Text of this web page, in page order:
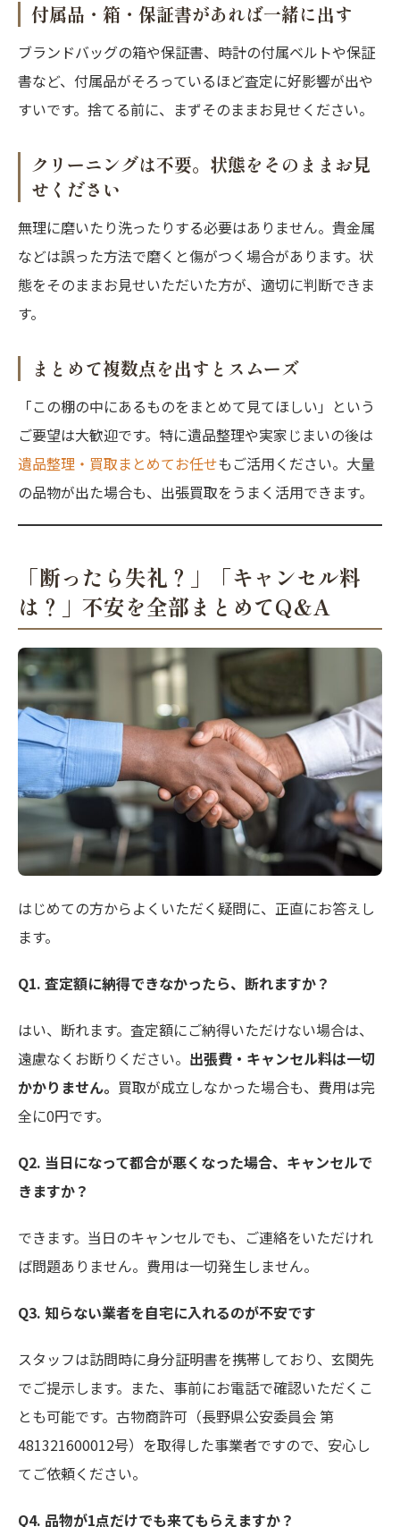
付属品・箱・保証書があれば一緒に出す
ブランドバッグの箱や保証書、時計の付属ベルトや保証
書など、付属品がそろっているほど査定に好影響が出や
すいです。捨てる前に、まずそのままお見せください。
クリーニングは不要。状態をそのままお見
せください
無理に磨いたり洗ったりする必要はありません。貴金属
などは誤った方法で磨くと傷がつく場合があります。状
態をそのままお見せいただいた方が、適切に判断できま
す。
まとめて複数点を出すとスムーズ
「この棚の中にあるものをまとめて見てほしい」という
ご要望は大歓迎です。特に遺品整理や実家じまいの後は
遺品整理・買取まとめてお任せもご活用ください。大量
の品物が出た場合も、出張買取をうまく活用できます。
「断ったら失礼？」「キャンセル料
は？」不安を全部まとめてQ&A
はじめての方からよくいただく疑問に、正直にお答えし
ます。
Q1. 査定額に納得できなかったら、断れますか？
はい、断れます。査定額にご納得いただけない場合は、
遠慮なくお断りください。 出張費・キャンセル料は一切
かかりません。 買取が成立しなかった場合も、費用は完
全に0円です。
Q2. 当日になって都合が悪くなった場合、キャンセルで
きますか？
できます。当日のキャンセルでも、ご連絡をいただけれ
ば問題ありません。費用は一切発生しません。
Q3. 知らない業者を自宅に入れるのが不安です
スタッフは訪問時に身分証明書を携帯しており、玄関先
でご提示します。また、事前にお電話で確認いただくこ
とも可能です。古物商許可（長野県公安委員会 第
481321600012号）を取得した事業者ですので、安心し
てご依頼ください。
Q4. 品物が1点だけでも来てもらえますか？